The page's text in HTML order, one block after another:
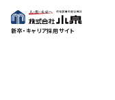
新卒・キャリア採用サイト